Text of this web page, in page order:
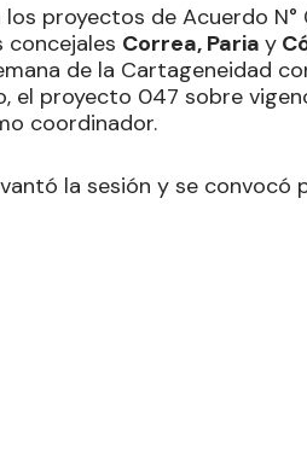
proyectos de Acuerdo
concejales Correa, Paria y
de la Cartageneidad
el proyecto 047 sobre
coordinador.
la sesión y se convocó